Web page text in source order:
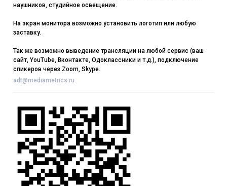
наушников, студийное освещение.
На экран монитора возможно установить логотип или любую
заставку.
Так же возможно выведение трансляции на любой сервис (ваш
сайт, YouTube, Вконтакте, Одоклассники и т.д.), подключение
спикеров через Zoom, Skype.
adt@mediametrics.ru